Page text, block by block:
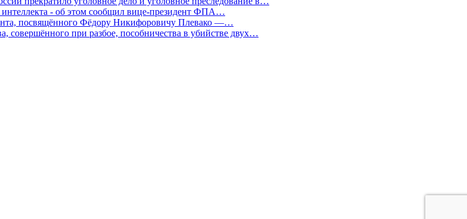
интеллекта - об этом сообщил вице-президент ФПА…
посвящённого Фёдору Никифоровичу Плевако —…
совершённого при разбое, пособничества в убийстве двух…